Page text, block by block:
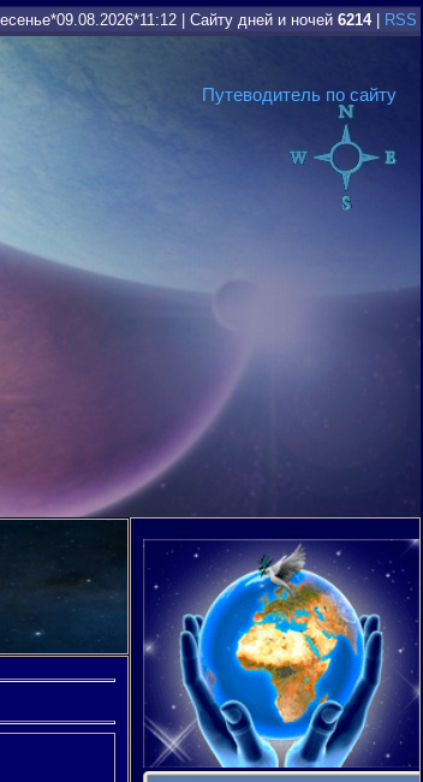
Сайту дней и ночей 6214| RSS
Путеводитель по сайту